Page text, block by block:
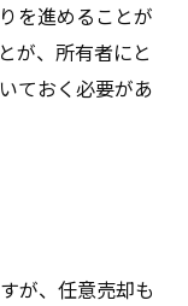
を進めることが
が、所有者にと
ておく必要があ
が、任意売却も